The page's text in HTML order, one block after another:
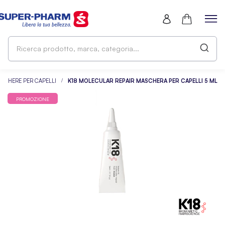
PER CAPELLI K18 MOLECULAR REPAIR MASCHERA PER CAPELLI 5 ML
PROMOZIONE